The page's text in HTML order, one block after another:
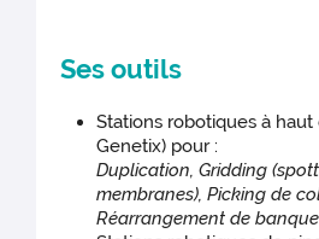
Ses outils
Stations robotiques à haut
Genetix) pour :
Duplication, Gridding
membranes), Picking de
Réarrangement de banque